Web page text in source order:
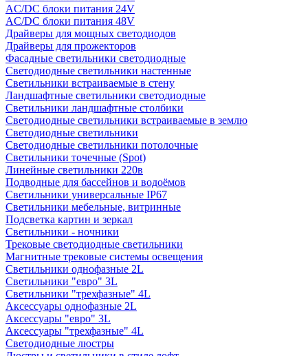
AC/DC блоки питания 24V
AC/DC блоки питания 48V
Драйверы для мощных светодиодов
Драйверы для прожекторов
Фасадные светильники светодиодные
Светодиодные светильники настенные
Светильники встраиваемые в стену
Ландшафтные светильники светодиодные
Светильники ландшафтные столбики
Светодиодные светильники встраиваемые в землю
Светодиодные светильники
Светодиодные светильники потолочные
Светильники точечные (Spot)
Линейные светильники 220в
Подводные для бассейнов и водоёмов
Светильники универсальные IP67
Светильники мебельные, витринные
Подсветка картин и зеркал
Светильники - ночники
Трековые светодиодные светильники
Магнитные трековые системы освещения
Светильники однофазные 2L
Светильники "евро" 3L
Светильники "трехфазные" 4L
Аксессуары однофазные 2L
Аксессуары "евро" 3L
Аксессуары "трехфазные" 4L
Светодиодные люстры